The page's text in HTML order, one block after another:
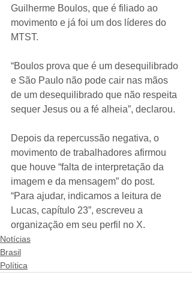
Guilherme Boulos, que é filiado ao
movimento e já foi um dos líderes do
MTST.
“Boulos prova que é um desequilibrado
e São Paulo não pode cair nas mãos
de um desequilibrado que não respeita
sequer Jesus ou a fé alheia”, declarou.
Depois da repercussão negativa, o
movimento de trabalhadores afirmou
que houve “falta de interpretação da
imagem e da mensagem” do post.
“Para ajudar, indicamos a leitura de
Lucas, capítulo 23”, escreveu a
organização em seu perfil no X.
Notícias
Brasil
Política